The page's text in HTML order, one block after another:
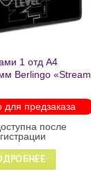
1 отд А4
Berlingo «Stream
для предзаказа
после